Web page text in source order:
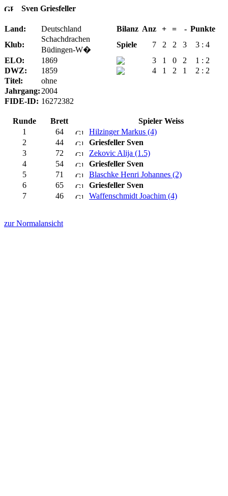
Sven Griesfeller
Land: Deutschland Bilanz Anz + = - Punkte
Klub:
Schachdrachen
Büdingen-W�
Spiele 7 2 2 3
3 : 4
ELO:
1869 3 1 0 2
1 : 2
DWZ:
1859 4 1 2 1
2 : 2
Titel:
ohne
Jahrgang: 2004
FIDE-ID: 16272382
Runde Brett
Spieler Weiss
1
64
Hilzinger Markus (4)
2
44
Griesfeller Sven
3
72
Zekovic Alija (1.5)
4
54
Griesfeller Sven
5
71
Blaschke Henri Johannes (2)
6
65
Griesfeller Sven
7
46 Waffenschmidt Joachim (4)
zur Normalansicht